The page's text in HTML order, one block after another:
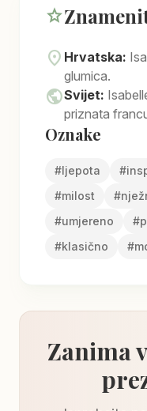
star
location_on Hrvatska:
glumica.
publicSvijet:
priznata
Oznake
#ljepota #
#milost #
#umjereno #
#klasično #
Zanima